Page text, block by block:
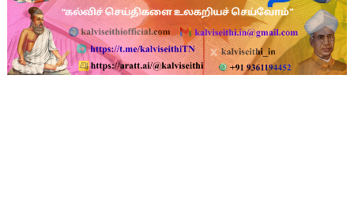
அரசு ஊழியர்களுக்கு ரூ.14,000 கோடி நிதி குறைப்பா? புதிய
பள்ளிகளில் கொடியேற்ற தலைமை ஆசிரியர்களுக்கு மட்டுமே